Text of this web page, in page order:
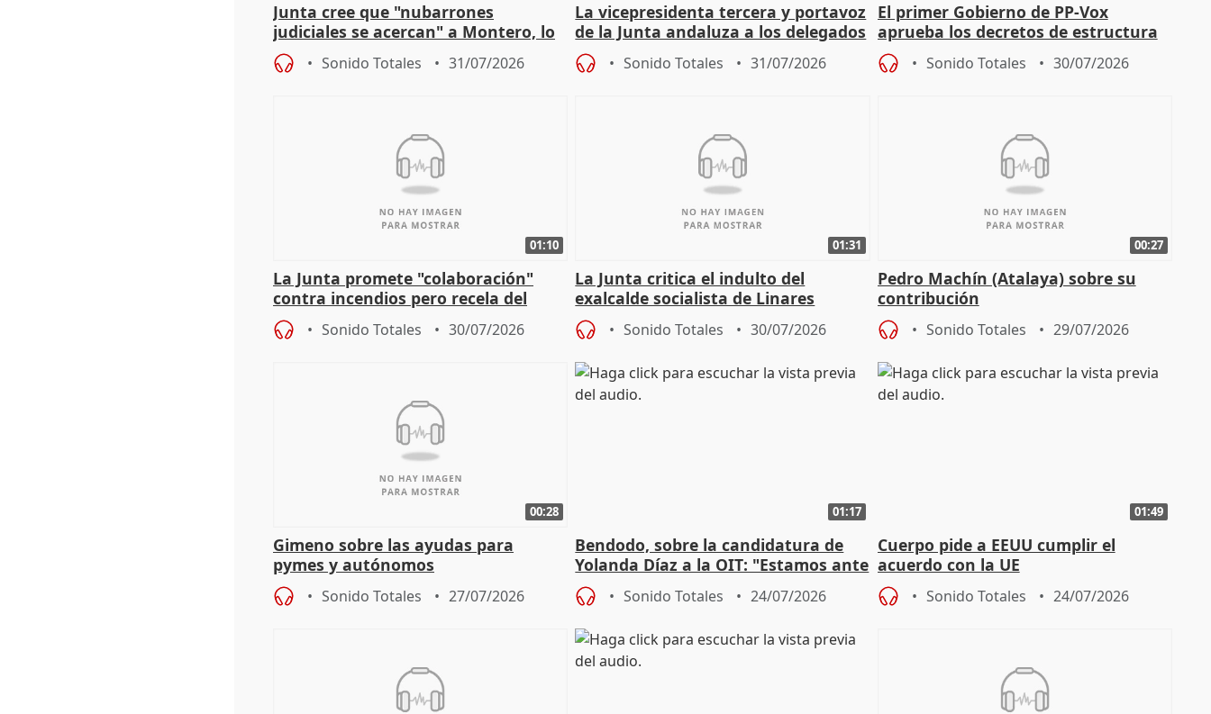
Junta cree que "nubarrones
judiciales se acercan" a Montero, lo
que la lleva a estar en el "ruido pe
Sonido Totales 31/07/2026
La vicepresidenta tercera y portavoz
de la Junta andaluza a los delegados
territoriales en Málaga
Sonido Totales 31/07/2026
El primer Gobierno de PP-Vox
aprueba los decretos de estructura
de sus consejerías
Sonido Totales 30/07/2026
01:10
La Junta promete "colaboración"
contra incendios pero recela del
pacto de Estado de Sánchez
Sonido Totales 30/07/2026
01:31
La Junta critica el indulto del
exalcalde socialista de Linares
"condenado por corrupción"
Sonido Totales 30/07/2026
00:27
Pedro Machín (Atalaya) sobre su
contribución
Sonido Totales 29/07/2026
00:28
Gimeno sobre las ayudas para
pymes y autónomos
Sonido Totales 27/07/2026
01:17
Bendodo, sobre la candidatura de
Yolanda Díaz a la OIT: "Estamos ante
un plan de evacuación"
Sonido Totales 24/07/2026
01:49
Cuerpo pide a EEUU cumplir el
acuerdo con la UE
Sonido Totales 24/07/2026